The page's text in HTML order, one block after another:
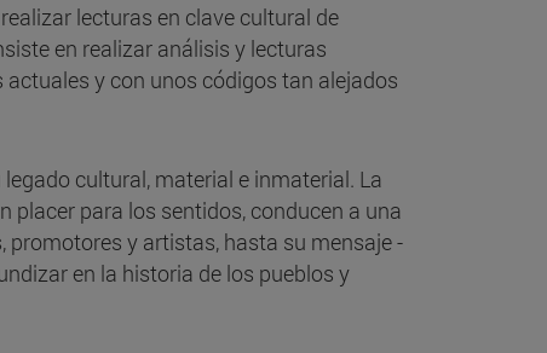
lecturas en clave cultural de
en realizar análisis y lecturas
y con unos códigos tan alejados
cultural, material e inmaterial. La
para los sentidos, conducen a una
y artistas, hasta su mensaje -
en la historia de los pueblos y